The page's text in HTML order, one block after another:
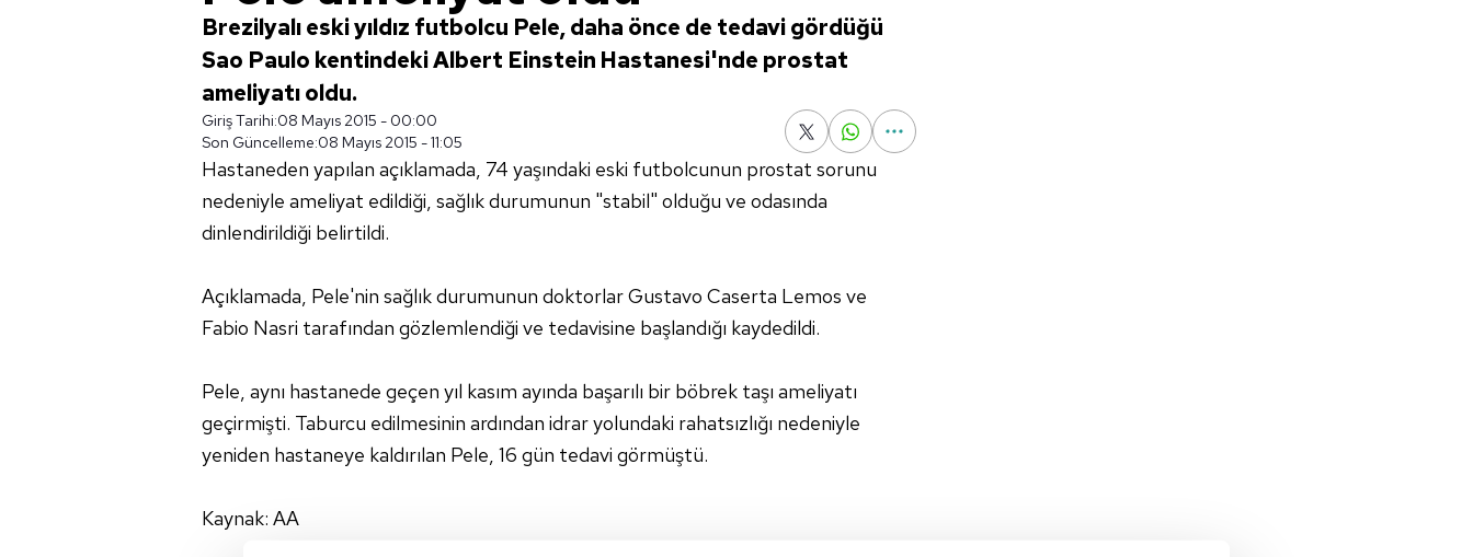
Brezilyalı eski yıldız futbolcu Pele, daha önce de tedavi gördüğü
Sao Paulo kentindeki Albert Einstein Hastanesi'nde prostat
ameliyatı oldu.
Giriş Tarihi:08 Mayıs 2015 - 00:00
Son Güncelleme:08 Mayıs 2015 - 11:05
Hastaneden yapılan açıklamada, 74 yaşındaki eski futbolcunun prostat sorunu
nedeniyle ameliyat edildiği, sağlık durumunun "stabil" olduğu ve odasında
dinlendirildiği belirtildi.
Açıklamada, Pele'nin sağlık durumunun doktorlar Gustavo Caserta Lemos ve
Fabio Nasri tarafından gözlemlendiği ve tedavisine başlandığı kaydedildi.
Pele, aynı hastanede geçen yıl kasım ayında başarılı bir böbrek taşı ameliyatı
geçirmişti. Taburcu edilmesinin ardından idrar yolundaki rahatsızlığı nedeniyle
yeniden hastaneye kaldırılan Pele, 16 gün tedavi görmüştü.
Kaynak: AA